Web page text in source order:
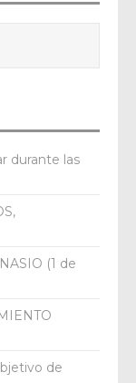
durante las
(1 de
de